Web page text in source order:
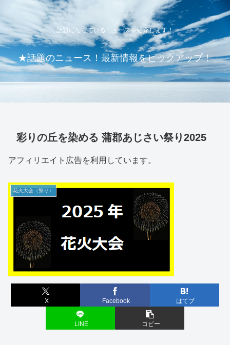
話題になっているニュースを紹介します！
★話題のニュース！最新情報をピックアップ！
彩りの丘を染める 蒲郡あじさい祭り2025
アフィリエイト広告を利用しています。
花火大会（祭り）
X Facebook はてブ
LINE コピー